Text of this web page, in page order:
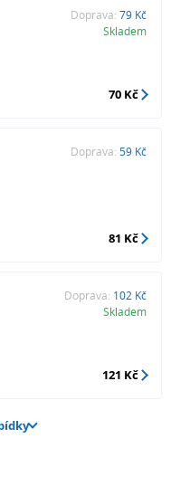
Doprava: 79 Kč
Skladem
70 Kč
Doprava: 59 Kč
81 Kč
Doprava: 102 Kč
Skladem
121 Kč